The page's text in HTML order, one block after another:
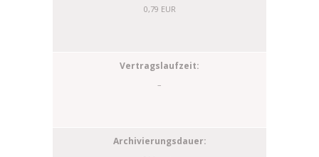
0,79 EUR
–